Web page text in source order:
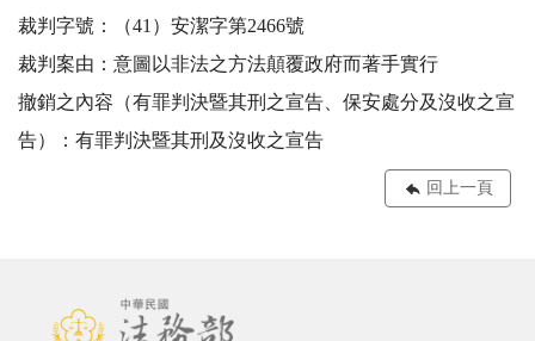
裁判字號：（41）安潔字第2466號
裁判案由：意圖以非法之方法顛覆政府而著手實行
撤銷之內容（有罪判決暨其刑之宣告、保安處分及沒收之宣
告）：有罪判決暨其刑及沒收之宣告
回上一頁